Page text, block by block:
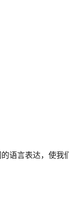
语言表达，使我